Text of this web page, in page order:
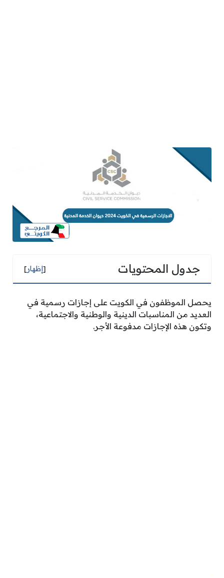
جدول المحتويات [إظهار]
يحصل الموظفون في الكويت على إجازات رسمية في
العديد من المناسبات الدينية والوطنية والاجتماعية،
وتكون هذه الإجازات مدفوعة الأجر.